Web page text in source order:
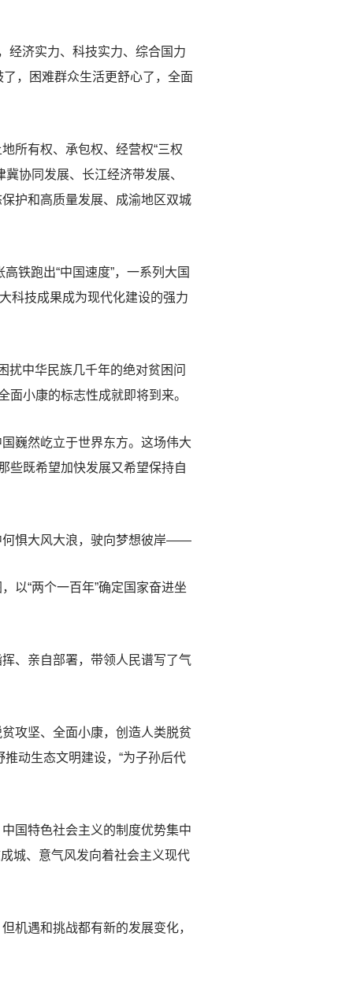
济实力、科技实力、综合国力
，困难群众生活更舒心了，全面
所有权、承包权、经营权“三权
协同发展、长江经济带发展、
护和高质量发展、成渝地区双城
铁跑出“中国速度”，一系列大国
科技成果成为现代化建设的强力
中华民族几千年的绝对贫困问
面小康的标志性成就即将到来。
巍然屹立于世界东方。这场伟大
些既希望加快发展又希望保持自
惧大风大浪，驶向梦想彼岸——
“两个一百年”确定国家奋进坐
、亲自部署，带领人民谱写了气
攻坚、全面小康，创造人类脱贫
推动生态文明建设，“为子孙后代
国特色社会主义的制度优势集中
城、意气风发向着社会主义现代
遇和挑战都有新的发展变化，